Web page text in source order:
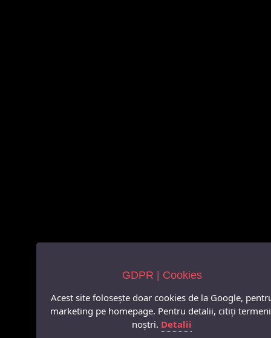
GDPR | Cookies
Acest site folosește doar cookies de la Google,
marketing pe homepage. Pentru detalii, citiți
noștri. Detalii